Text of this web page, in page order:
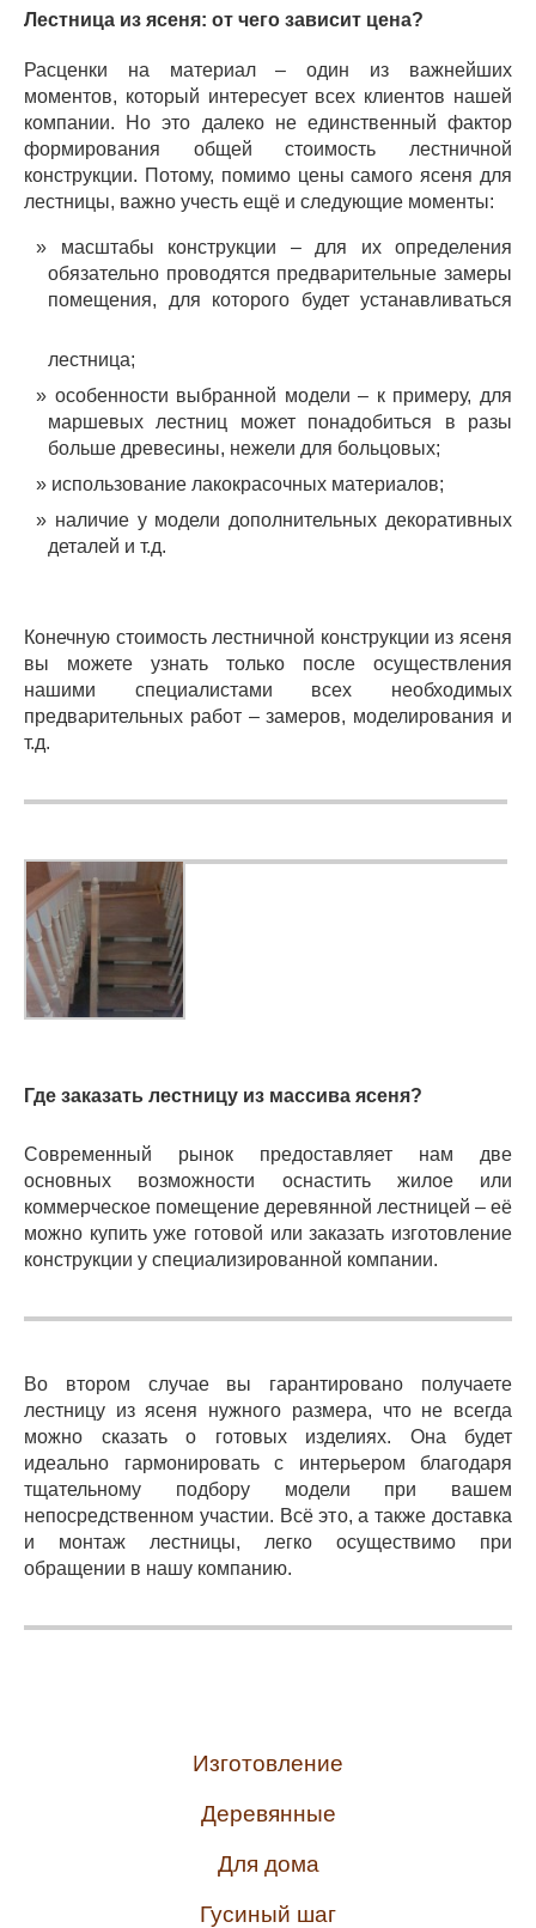
Лестница из ясеня: от чего зависит цена?
Расценки на материал – один из важнейших
моментов, который интересует всех клиентов нашей
компании. Но это далеко не единственный фактор
формирования общей стоимость лестничной
конструкции. Потому, помимо цены самого ясеня для
лестницы, важно учесть ещё и следующие моменты:
масштабы конструкции – для их определения
обязательно проводятся предварительные замеры
помещения, для которого будет устанавливаться
лестница;
особенности выбранной модели – к примеру, для
маршевых лестниц может понадобиться в разы
больше древесины, нежели для больцовых;
использование лакокрасочных материалов;
наличие у модели дополнительных декоративных
деталей и т.д.
Конечную стоимость лестничной конструкции из ясеня
вы можете узнать только после осуществления
нашими специалистами всех необходимых
предварительных работ – замеров, моделирования и
т.д.
Где заказать лестницу из массива ясеня?
Современный рынок предоставляет нам две
основных возможности оснастить жилое или
коммерческое помещение деревянной лестницей – её
можно купить уже готовой или заказать изготовление
конструкции у специализированной компании.
Во втором случае вы гарантировано получаете
лестницу из ясеня нужного размера, что не всегда
можно сказать о готовых изделиях. Она будет
идеально гармонировать с интерьером благодаря
тщательному подбору модели при вашем
непосредственном участии. Всё это, а также доставка
и монтаж лестницы, легко осуществимо при
обращении в нашу компанию.
Изготовление
Деревянные
Для дома
Гусиный шаг